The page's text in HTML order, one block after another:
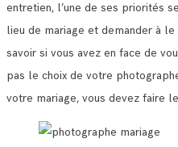
entretien, l’une de ses priorités
lieu de mariage et demander à le
savoir si vous avez en face de
pas le choix de votre
votre mariage, vous devez faire